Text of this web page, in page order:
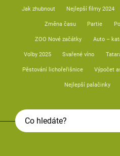
Jak zhubnout Nejlepší filmy 2024
Změna času Partie
ZOO Nové začátky Auto –
Volby 2025 Svařené víno
Pěstování lichořeřišnice Výpočet
Nejlepší palačinky